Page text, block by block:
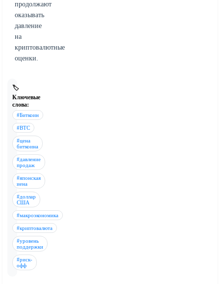
продолжают
оказывать
давление
на
криптовалютные
оценки.
🏷️
Ключевые
слова:
#Биткоин
#BTC
#цена
биткоина
#давление
продаж
#японская
иена
#доллар
США
#макроэкономика
#криптовалюта
#уровень
поддержки
#риск-
офф